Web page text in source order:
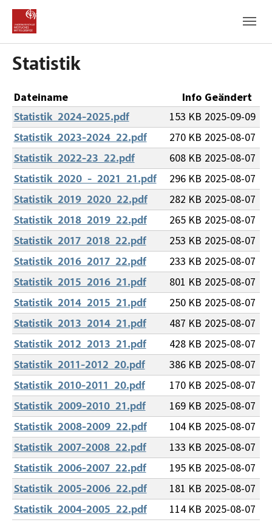
Zum Hauptinhalt
Zum Fußbereich
Statistik
Dateiname Info Geändert
Statistik_2024-2025.pdf 153 KB 2025-09-09
Statistik_2023-2024_22.pdf 270 KB 2025-08-07
Statistik_2022-23_22.pdf 608 KB 2025-08-07
Statistik_2020_-_2021_21.pdf 296 KB 2025-08-07
Statistik_2019_2020_22.pdf 282 KB 2025-08-07
Statistik_2018_2019_22.pdf 265 KB 2025-08-07
Statistik_2017_2018_22.pdf 253 KB 2025-08-07
Statistik_2016_2017_22.pdf 233 KB 2025-08-07
Statistik_2015_2016_21.pdf 801 KB 2025-08-07
Statistik_2014_2015_21.pdf 250 KB 2025-08-07
Statistik_2013_2014_21.pdf 487 KB 2025-08-07
Statistik_2012_2013_21.pdf 428 KB 2025-08-07
Statistik_2011-2012_20.pdf 386 KB 2025-08-07
Statistik_2010-2011_20.pdf 170 KB 2025-08-07
Statistik_2009-2010_21.pdf 169 KB 2025-08-07
Statistik_2008-2009_22.pdf 104 KB 2025-08-07
Statistik_2007-2008_22.pdf 133 KB 2025-08-07
Statistik_2006-2007_22.pdf 195 KB 2025-08-07
Statistik_2005-2006_22.pdf 181 KB 2025-08-07
Statistik_2004-2005_22.pdf 114 KB 2025-08-07